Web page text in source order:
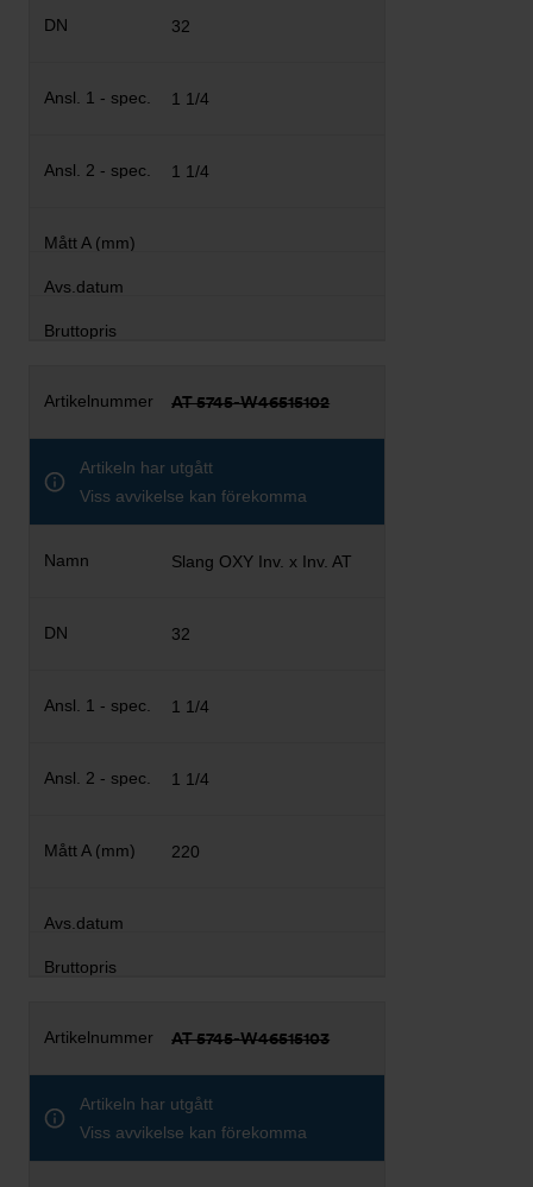
32
1 1/4
1 1/4
AT 5745-W46515102
Artikeln har utgått
Viss avvikelse kan förekomma
Slang OXY Inv. x Inv. AT
32
1 1/4
1 1/4
220
AT 5745-W46515103
Artikeln har utgått
Viss avvikelse kan förekomma